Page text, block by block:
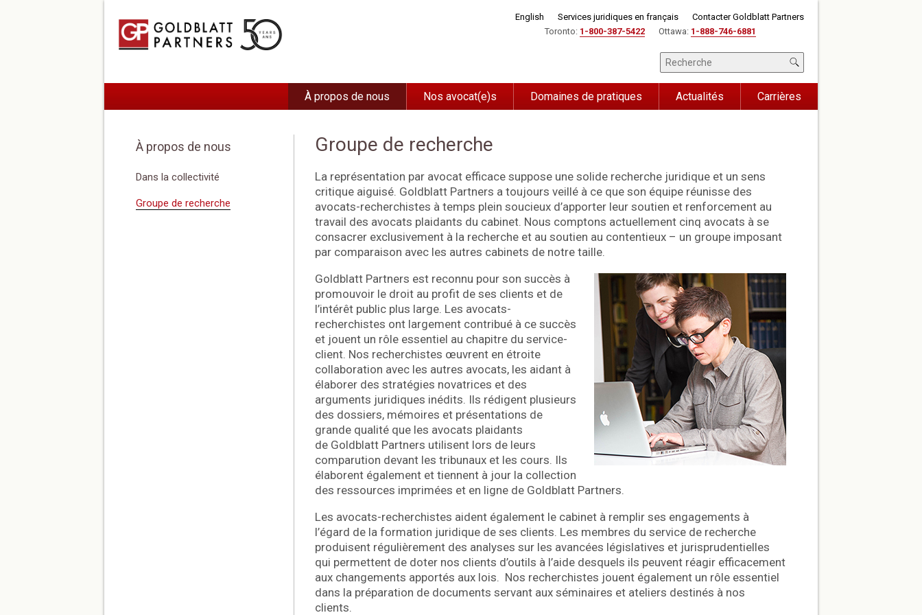
English Services juridiques en français
Contacter Goldblatt Partners
Toronto: 1-800-387-5422 Ottawa: 1-888-746-6881
À propos de nous Nos avocat(e)s Domaines de pratiques Actualités Carrières
À propos de nous
Dans la collectivité
Groupe de recherche
Groupe de recherche
La représentation par avocat efficace suppose une solide recherche juridique et un sens
critique aiguisé. Goldblatt Partners a toujours veillé à ce que son équipe réunisse des
avocats-recherchistes à temps plein soucieux d’apporter leur soutien et renforcement au
travail des avocats plaidants du cabinet. Nous comptons actuellement cinq avocats à se
consacrer exclusivement à la recherche et au soutien au contentieux – un groupe imposant
par comparaison avec les autres cabinets de notre taille.
Goldblatt Partners est reconnu pour son succès à
promouvoir le droit au profit de ses clients et de
l’intérêt public plus large. Les avocats-
recherchistes ont largement contribué à ce succès
et jouent un rôle essentiel au chapitre du service-
client. Nos recherchistes œuvrent en étroite
collaboration avec les autres avocats, les aidant à
élaborer des stratégies novatrices et des
arguments juridiques inédits. Ils rédigent plusieurs
des dossiers, mémoires et présentations de
grande qualité que les avocats plaidants
de Goldblatt Partners utilisent lors de leurs
comparution devant les tribunaux et les cours. Ils
élaborent également et tiennent à jour la collection
des ressources imprimées et en ligne de Goldblatt Partners.
Les avocats-recherchistes aident également le cabinet à remplir ses engagements à
l’égard de la formation juridique de ses clients. Les membres du service de recherche
produisent régulièrement des analyses sur les avancées législatives et jurisprudentielles
qui permettent de doter nos clients d’outils à l’aide desquels ils peuvent réagir efficacement
aux changements apportés aux lois. Nos recherchistes jouent également un rôle essentiel
dans la préparation de documents servant aux séminaires et ateliers destinés à nos
clients.